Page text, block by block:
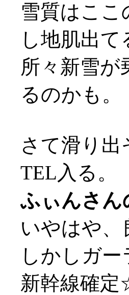
雪質はこ
し地肌出
所々新雪
るのかも。
さて滑り
TEL入る。
ふぃんさ
いやはや、
しかしガ
新幹線確定